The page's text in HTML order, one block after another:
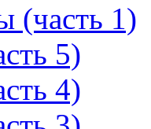
(часть 1)
5)
4)